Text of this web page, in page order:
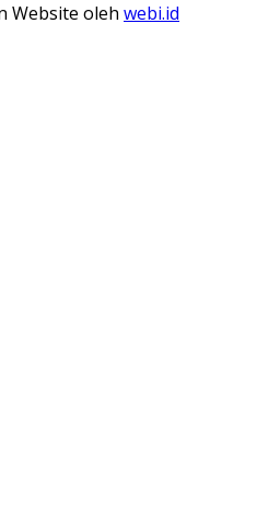
Website oleh webi.id